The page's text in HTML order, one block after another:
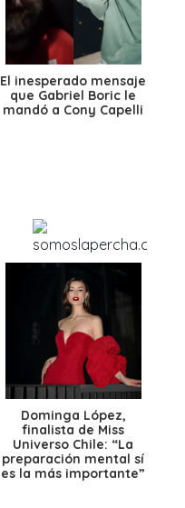
El inesperado mensaje
que Gabriel Boric le
mandó a Cony Capelli
Dominga López,
finalista de Miss
Universo Chile: “La
preparación mental sí
es la más importante”